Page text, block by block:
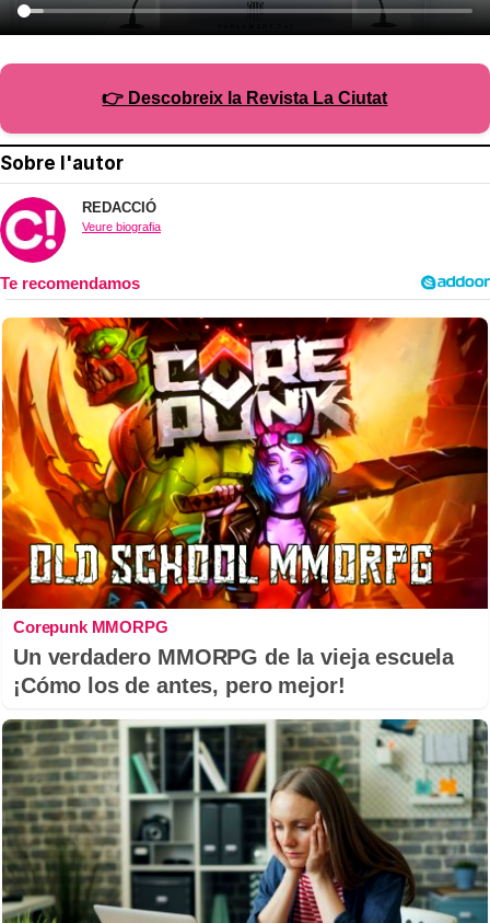
👉 Descobreix la Revista La Ciutat
Sobre l'autor
REDACCIÓ
Veure biografia
Corepunk MMORPG
Un verdadero MMORPG de la vieja escuela
¡Cómo los de antes, pero mejor!